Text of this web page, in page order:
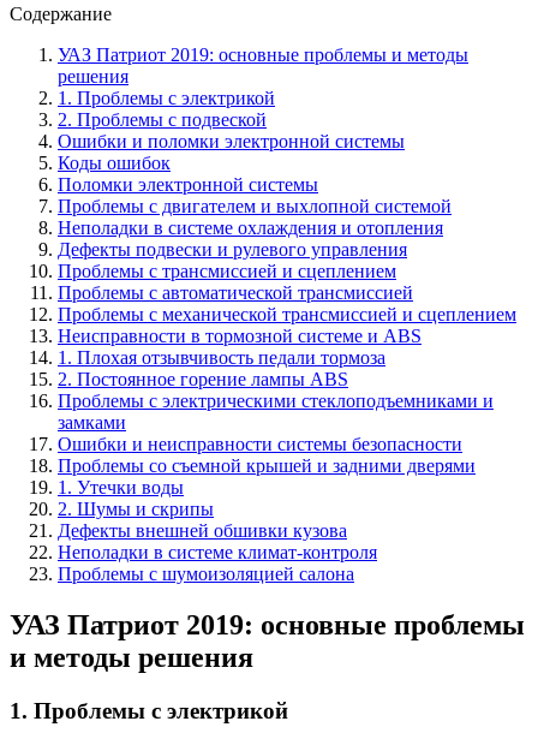
Содержание
УАЗ Патриот 2019: основные проблемы и методы
решения
1. Проблемы с электрикой
2. Проблемы с подвеской
Ошибки и поломки электронной системы
Коды ошибок
Поломки электронной системы
Проблемы с двигателем и выхлопной системой
Неполадки в системе охлаждения и отопления
Дефекты подвески и рулевого управления
Проблемы с трансмиссией и сцеплением
Проблемы с автоматической трансмиссией
Проблемы с механической трансмиссией и сцеплением
Неисправности в тормозной системе и ABS
1. Плохая отзывчивость педали тормоза
2. Постоянное горение лампы ABS
Проблемы с электрическими стеклоподъемниками и
замками
Ошибки и неисправности системы безопасности
Проблемы со съемной крышей и задними дверями
1. Утечки воды
2. Шумы и скрипы
Дефекты внешней обшивки кузова
Неполадки в системе климат-контроля
Проблемы с шумоизоляцией салона
УАЗ Патриот 2019: основные проблемы
и методы решения
1. Проблемы с электрикой